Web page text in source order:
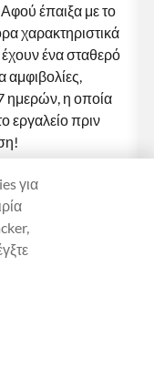
έπαιξα με το
χαρακτηριστικά
έχουν ένα σταθερό
αμφιβολίες,
ημερών, η οποία
εργαλείο πριν
από
από τις
για